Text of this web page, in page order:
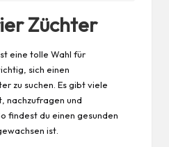
Züchter
eine tolle Wahl für
sich einen
zu suchen. Es gibt viele
nachzufragen und
findest du einen gesunden
ist.